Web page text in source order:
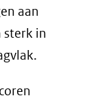
aan
sterk in